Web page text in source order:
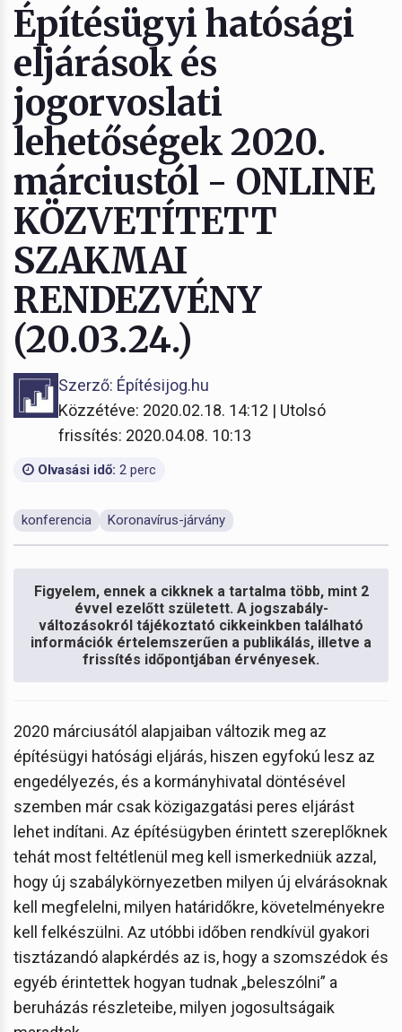
Építésügyi hatósági
eljárások és
jogorvoslati
lehetőségek 2020.
márciustól - ONLINE
KÖZVETÍTETT
SZAKMAI
RENDEZVÉNY
(20.03.24.)
Szerző: Építésijog.hu
Közzétéve: 2020.02.18. 14:12 | Utolsó
frissítés: 2020.04.08. 10:13
Olvasási idő: 2 perc
konferencia Koronavírus-járvány
Figyelem, ennek a cikknek a tartalma több, mint 2
évvel ezelőtt született. A jogszabály-
változásokról tájékoztató cikkeinkben található
információk értelemszerűen a publikálás, illetve a
frissítés időpontjában érvényesek.
2020 márciusától alapjaiban változik meg az
építésügyi hatósági eljárás, hiszen egyfokú lesz az
engedélyezés, és a kormányhivatal döntésével
szemben már csak közigazgatási peres eljárást
lehet indítani. Az építésügyben érintett szereplőknek
tehát most feltétlenül meg kell ismerkedniük azzal,
hogy új szabálykörnyezetben milyen új elvárásoknak
kell megfelelni, milyen határidőkre, követelményekre
kell felkészülni. Az utóbbi időben rendkívül gyakori
tisztázandó alapkérdés az is, hogy a szomszédok és
egyéb érintettek hogyan tudnak „beleszólni” a
beruházás részleteibe, milyen jogosultságaik